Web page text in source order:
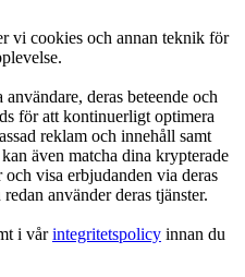
vi cookies och annan teknik för
deras beteende och
för att kontinuerligt optimera
reklam och innehåll samt
även matcha dina krypterade
visa erbjudanden via deras
använder deras tjänster.
i vårintegritetspolicy innan du